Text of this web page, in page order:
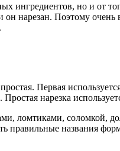
ингредиентов, но и от
он нарезан. Поэтому
Первая
нарезка
ломтиками, соломкой,
правильные названия